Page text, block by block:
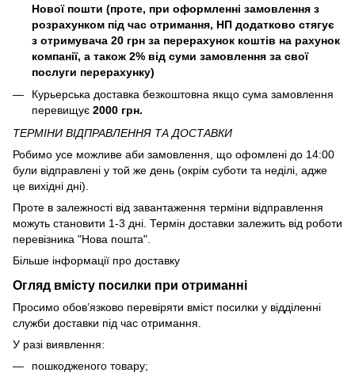
Нової пошти (проте, при оформленні замовлення з
розрахунком під час отримання, НП додатково стягує
з отримувача 20 грн за перерахунок коштів на рахунок
компанії, а також 2% від суми замовлення за свої
послуги перерахунку)
Курьерська доставка безкоштовна якщо сума замовлення
перевищує 2000 грн.
ТЕРМІНИ ВІДПРАВЛЕННЯ ТА ДОСТАВКИ
Робимо усе можливе аби замовлення, що офомлені до 14:00
були відправлені у той же день (окрім суботи та неділі, адже
це вихідні дні).
Проте в залежності від завантаження терміни відправлення
можуть становити 1-3 дні. Термін доставки залежить від роботи
перевізника "Нова пошта".
Більше інформації про доставку
Огляд вмісту посилки при отриманні
Просимо обов’язково перевіряти вміст посилки у відділенні
служби доставки під час отримання.
У разі виявлення:
пошкодженого товару;